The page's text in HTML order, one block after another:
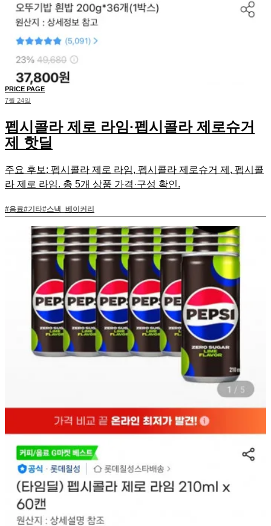
PRICE PAGE
7월 24일
펩시콜라 제로 라임·펩시콜라 제로슈거
제 핫딜
주요 후보: 펩시콜라 제로 라임, 펩시콜라 제로슈거 제, 펩시콜
라 제로 라임. 총 5개 상품 가격·구성 확인.
#음료#기타#스낵_베이커리